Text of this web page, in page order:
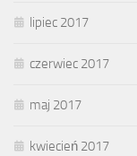
lipiec 2017
czerwiec 2017
maj 2017
kwiecień 2017